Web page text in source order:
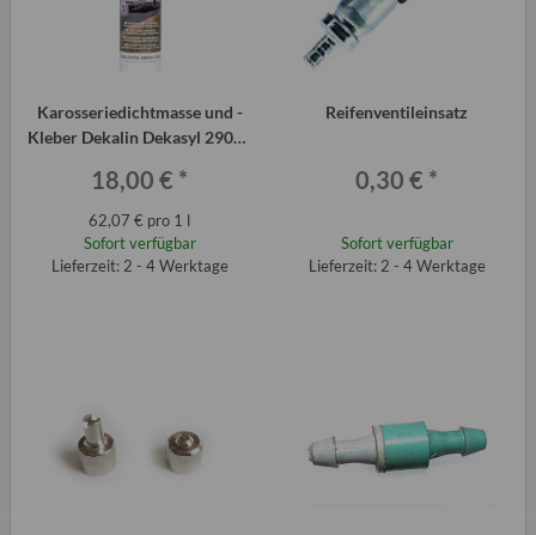
Karosseriedichtmasse und -
Kleber Dekalin Dekasyl 290ml
18,00 € *
62,07 € pro 1 l
Sofort verfügbar
Lieferzeit: 2 - 4 Werktage
Reifenventileinsatz
0,30 € *
Sofort verfügbar
Lieferzeit: 2 - 4 Werktage